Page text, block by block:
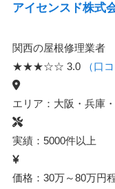
アイセンスド株式
関西の屋根修理業者
★★★☆☆ 3.0 （口
エリア：大阪・兵庫
実績：5000件以上
価格：30万～80万円